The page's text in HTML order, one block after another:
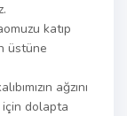
katıp
üstüne
ağzını
için dolapta